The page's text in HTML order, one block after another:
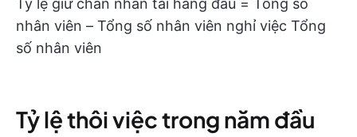
Tỷ lệ giữ chân nhân tài hàng đầu = Tổng số
nhân viên – Tổng số nhân viên nghỉ việc Tổng
số nhân viên
Tỷ lệ thôi việc trong năm đầu